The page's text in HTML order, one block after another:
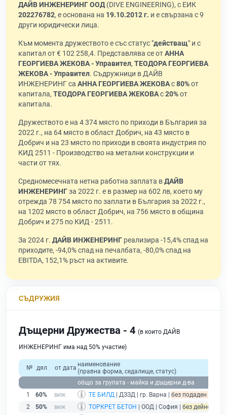
ДАЙВ ИНЖЕНЕРИНГ ООД(DIVE ENGINEERING), с ЕИК
202276782, е основана на 19.10.2012 г. и е свързана с 9
други юридически лица.
Към момента дружеството е със статус "действащ" и с
капитал от € 102 258,4. Представлява се отАННА
ГЕОРГИЕВА ЖЕКОВА - Управител, ТЕОДОРА ГЕОРГИЕВА
ЖЕКОВА - Управител. Съдружници в ДАЙВ
ИНЖЕНЕРИНГ са АННА ГЕОРГИЕВА ЖЕКОВАс80%от
капитала, ТЕОДОРА ГЕОРГИЕВА ЖЕКОВАс20%от
капитала.
Дружеството е на 4 374 място по приходи в България за
2022 г., на 64 място в област Добрич, на 43 място в
Добрич и на 23 място по приходи в своята индустрия по
КИД 2511 - Производство на метални конструкции и
части от тях.
Средномесечната нетна работна заплата вДАЙВ
ИНЖЕНЕРИНГза 2022 г. е в размер на 602 лв, което му
отрежда 78 754 място по заплати в България за 2022 г.,
на 1202 място в област Добрич, на 756 място в община
Добрич и 275 по КИД - 2511.
За 2024 г. ДАЙВ ИНЖЕНЕРИНГ реализира -15,4% спад на
приходите, -94,0% спад на печалбата, -80,0% спад на
EBITDA, 152,1% ръст на активите.
СЪДРУЖИЯ
Дъщерни Дружества - 4 (в които ДАЙВ
ИНЖЕНЕРИНГ има над 50% участие)
№ дял от дата наименование
(правна форма, седалище, статус)
общо за групата - майка и дъщерни д-ва
1
60% ТЕ БИЛД | ДЗЗД | гр. Варна | без подаден
2
50% ТОРКРЕТ БЕТОН | ООД | София | без дейност -